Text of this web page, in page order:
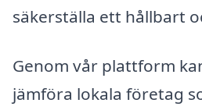
säkerställa ett hållbart
Genom vår plattform
jämföra lokala företag